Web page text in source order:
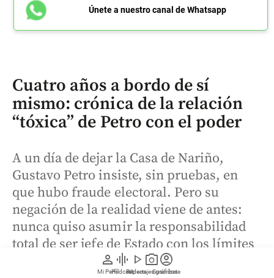
person
Mi Perfil
graphic_eq
Pódcast
play_arrow
Videos
photo_camera
Reportajes gráficos
account_circle
Suscríbete
Únete a nuestro canal de Whatsapp
Cuatro años a bordo de sí
mismo: crónica de la relación
“tóxica” de Petro con el poder
A un día de dejar la Casa de Nariño,
Gustavo Petro insiste, sin pruebas, en
que hubo fraude electoral. Pero su
negación de la realidad viene de antes:
nunca quiso asumir la responsabilidad
total de ser jefe de Estado con los límites
de la Constitución por su idea de